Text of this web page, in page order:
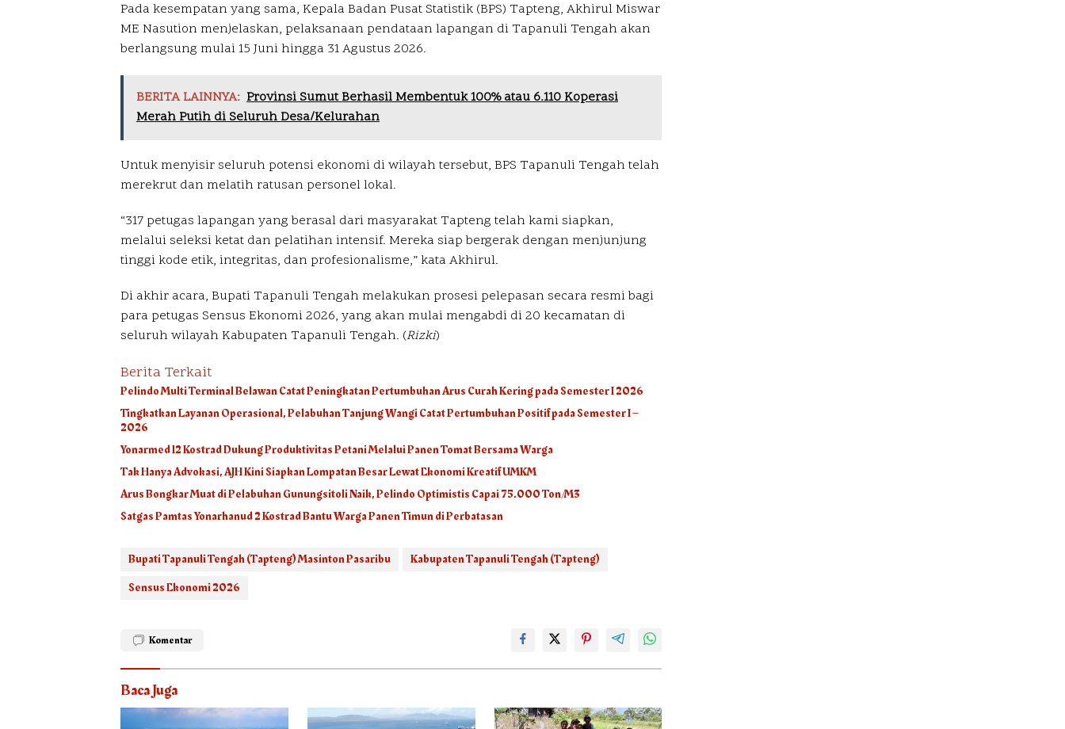
Pada kesempatan yang sama, Kepala Badan Pusat Statistik (BPS) Tapteng, Akhirul Miswar
ME Nasution menjelaskan, pelaksanaan pendataan lapangan di Tapanuli Tengah akan
berlangsung mulai 15 Juni hingga 31 Agustus 2026.
BERITA LAINNYA: Provinsi Sumut Berhasil Membentuk 100% atau 6.110 Koperasi
Merah Putih di Seluruh Desa/Kelurahan
Untuk menyisir seluruh potensi ekonomi di wilayah tersebut, BPS Tapanuli Tengah telah
merekrut dan melatih ratusan personel lokal.
“317 petugas lapangan yang berasal dari masyarakat Tapteng telah kami siapkan,
melalui seleksi ketat dan pelatihan intensif. Mereka siap bergerak dengan menjunjung
tinggi kode etik, integritas, dan profesionalisme,” kata Akhirul.
Di akhir acara, Bupati Tapanuli Tengah melakukan prosesi pelepasan secara resmi bagi
para petugas Sensus Ekonomi 2026, yang akan mulai mengabdi di 20 kecamatan di
seluruh wilayah Kabupaten Tapanuli Tengah. (Rizki)
Berita Terkait
Pelindo Multi Terminal Belawan Catat Peningkatan Pertumbuhan Arus Curah Kering pada Semester I 2026
Tingkatkan Layanan Operasional, Pelabuhan Tanjung Wangi Catat Pertumbuhan Positif pada Semester I –
2026
Yonarmed 12 Kostrad Dukung Produktivitas Petani Melalui Panen Tomat Bersama Warga
Tak Hanya Advokasi, AJH Kini Siapkan Lompatan Besar Lewat Ekonomi Kreatif UMKM
Arus Bongkar Muat di Pelabuhan Gunungsitoli Naik, Pelindo Optimistis Capai 75.000 Ton/M3
Satgas Pamtas Yonarhanud 2 Kostrad Bantu Warga Panen Timun di Perbatasan
Bupati Tapanuli Tengah (Tapteng) Masinton Pasaribu
Kabupaten Tapanuli Tengah (Tapteng)
Sensus Ekonomi 2026
Komentar
Baca Juga